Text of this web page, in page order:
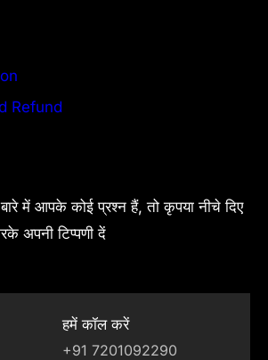
Refund
में आपके कोई प्रश्न हैं, तो कृपया नीचे दिए
अपनी टिप्पणी दें
हमें कॉल करें
+91 7201092290